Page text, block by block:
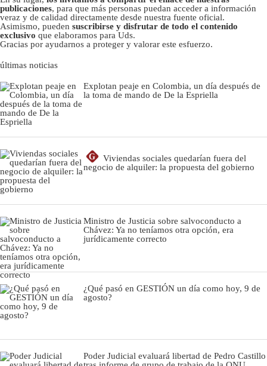
publicaciones, para que más personas puedan acceder a información
veraz y de calidad directamente desde nuestra fuente oficial.
Asimismo, pueden suscribirse y disfrutar de todo el contenido
exclusivo que elaboramos para Uds.
Gracias por ayudarnos a proteger y valorar este esfuerzo.
últimas noticias
Explotan peaje en Colombia, un día después de
la toma de mando de De la Espriella
G
Viviendas sociales quedarían fuera del
negocio de alquiler: la propuesta del gobierno
Ministro de Justicia sobre salvoconducto a
Chávez: Ya no teníamos otra opción, era
jurídicamente correcto
¿Qué pasó en GESTIÓN un día como hoy, 9 de
agosto?
Poder Judicial evaluará libertad de Pedro Castillo